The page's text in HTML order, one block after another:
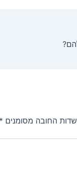
שדות החובה מסומנים *